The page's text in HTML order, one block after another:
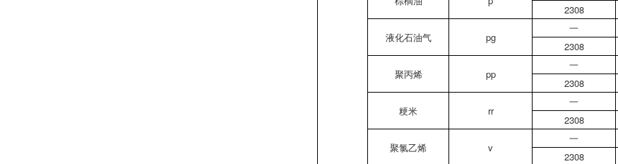
2308
液化石油气 pg
一
2308
聚丙烯 pp
一
2308
粳米 rr
一
2308
聚氯乙烯 v
一
2308